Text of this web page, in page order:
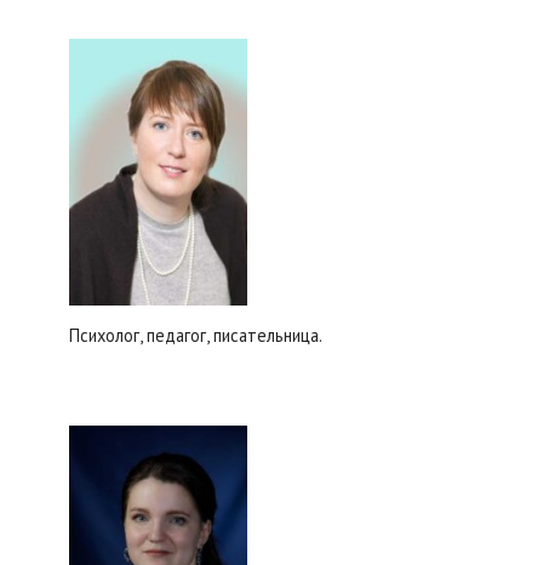
Психолог, педагог, писательница.